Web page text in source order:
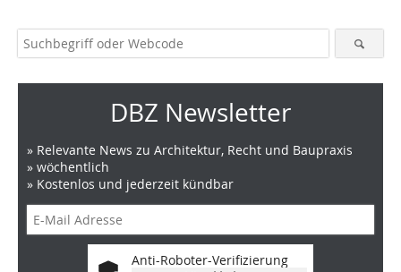
DBZ Newsletter
» Relevante News zu Architektur, Recht und Baupraxis
» wöchentlich
» Kostenlos und jederzeit kündbar
Anti-Roboter-Verifizierung